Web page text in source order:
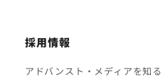
採用情報
アドバンスト・メディアを知る